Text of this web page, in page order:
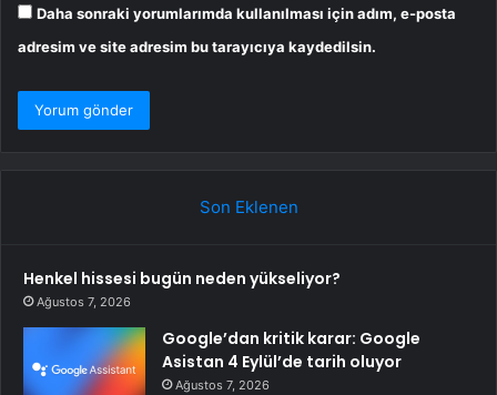
Daha sonraki yorumlarımda kullanılması için adım, e-posta
adresim ve site adresim bu tarayıcıya kaydedilsin.
Son Eklenen
Henkel hissesi bugün neden yükseliyor?
Ağustos 7, 2026
Google’dan kritik karar: Google
Asistan 4 Eylül’de tarih oluyor
Ağustos 7, 2026